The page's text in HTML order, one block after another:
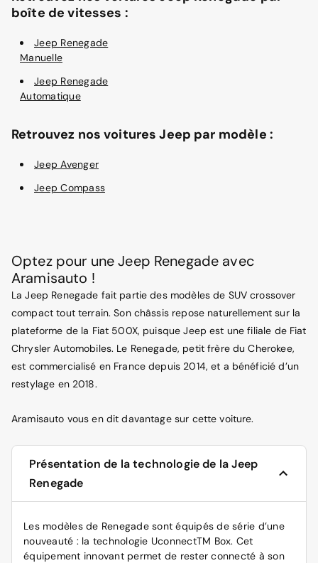
boîte de vitesses :
Jeep Renegade
Manuelle
Jeep Renegade
Automatique
Retrouvez nos voitures Jeep par modèle :
Jeep Avenger
Jeep Compass
Optez pour une Jeep Renegade avec
Aramisauto !
La Jeep Renegade fait partie des modèles de SUV crossover
compact tout terrain. Son châssis repose naturellement sur la
plateforme de la Fiat 500X, puisque Jeep est une filiale de Fiat
Chrysler Automobiles. Le Renegade, petit frère du Cherokee,
est commercialisé en France depuis 2014, et a bénéficié d’un
restylage en 2018.
Aramisauto vous en dit davantage sur cette voiture.
Présentation de la technologie de la Jeep
Renegade
Les modèles de Renegade sont équipés de série d’une
nouveauté : la technologie UconnectTM Box. Cet
équipement innovant permet de rester connecté à son